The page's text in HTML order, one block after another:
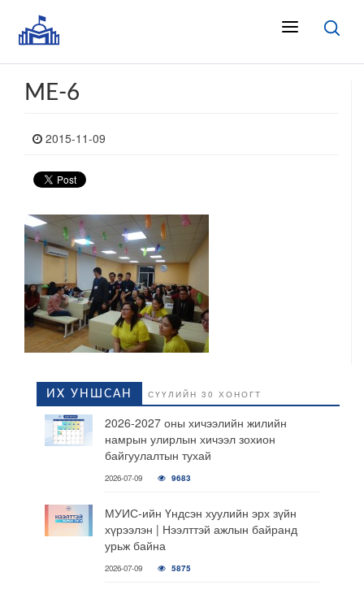
ME-6
2015-11-09
ИХ УНШСАН СҮҮЛИЙН 30 ХОНОГТ
2026-2027 оны хичээлийн жилийн
намрын улирлын хичээл зохион
байгуулалтын тухай
2026-07-09 9683
МУИС-ийн Үндсэн хуулийн эрх зүйн
хүрээлэн | Нээлттэй ажлын байранд
урьж байна
2026-07-09 5875